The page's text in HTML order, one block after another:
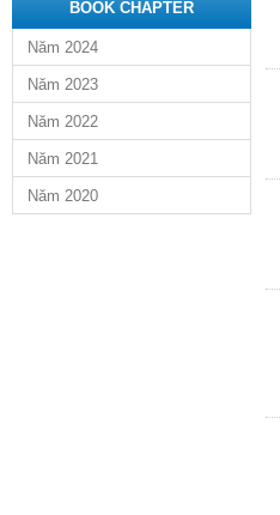
BOOK CHAPTER
Năm 2024
Năm 2023
Năm 2022
Năm 2021
Năm 2020